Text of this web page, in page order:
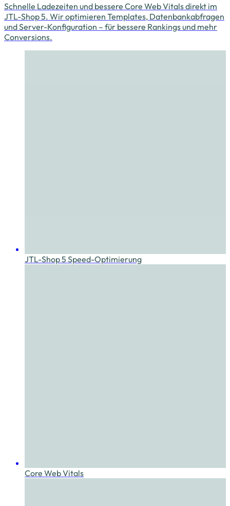
Schnelle Ladezeiten und bessere Core Web Vitals direkt im
JTL-Shop 5. Wir optimieren Templates, Datenbankabfragen
und Server-Konfiguration – für bessere Rankings und mehr
Conversions.
JTL-Shop 5 Speed-Optimierung
Core Web Vitals